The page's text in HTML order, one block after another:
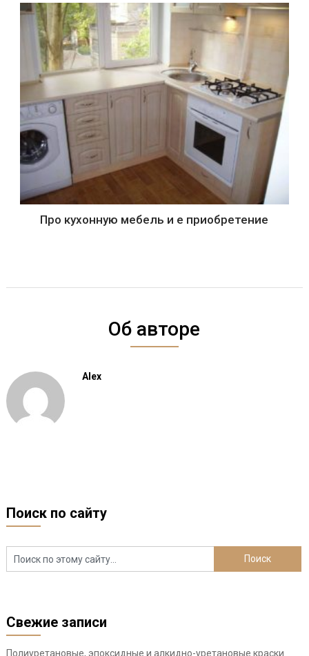
Про кухонную мебель и е приобретение
Об авторе
Alex
Поиск по сайту
Свежие записи
Полиуретановые, эпоксидные и алкидно-уретановые краски